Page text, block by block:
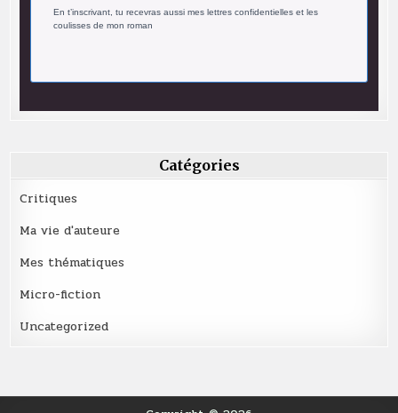
En t’inscrivant, tu recevras aussi mes lettres confidentielles et les
coulisses de mon roman
Catégories
Critiques
Ma vie d'auteure
Mes thématiques
Micro-fiction
Uncategorized